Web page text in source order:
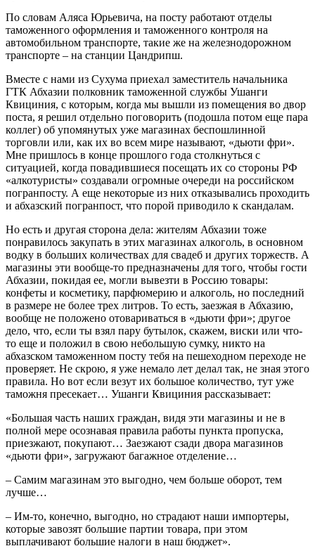
По словам Аляса Юрьевича, на посту работают отделы
таможенного оформления и таможенного контроля на
автомобильном транспорте, такие же на железнодорожном
транспорте – на станции Цандрипш.
Вместе с нами из Сухума приехал заместитель начальника
ГТК Абхазии полковник таможенной службы Ушанги
Квициния, с которым, когда мы вышли из помещения во двор
поста, я решил отдельно поговорить (подошла потом еще пара
коллег) об упомянутых уже магазинах беспошлинной
торговли или, как их во всем мире называют, «дьюти фри».
Мне пришлось в конце прошлого года столкнуться с
ситуацией, когда повадившиеся посещать их со стороны РФ
«алкотуристы» создавали огромные очереди на российском
погранпосту. А еще некоторые из них отказывались проходить
и абхазский погранпост, что порой приводило к скандалам.
Но есть и другая сторона дела: жителям Абхазии тоже
понравилось закупать в этих магазинах алкоголь, в основном
водку в больших количествах для свадеб и других торжеств. А
магазины эти вообще-то предназначены для того, чтобы гости
Абхазии, покидая ее, могли вывезти в Россию товары:
конфеты и косметику, парфюмерию и алкоголь, но последний
в размере не более трех литров. То есть, заезжая в Абхазию,
вообще не положено отовариваться в «дьюти фри»; другое
дело, что, если ты взял пару бутылок, скажем, виски или что-
то еще и положил в свою небольшую сумку, никто на
абхазском таможенном посту тебя на пешеходном переходе не
проверяет. Не скрою, я уже немало лет делал так, не зная этого
правила. Но вот если везут их большое количество, тут уже
таможня пресекает… Ушанги Квициния рассказывает:
«Большая часть наших граждан, видя эти магазины и не в
полной мере осознавая правила работы пункта пропуска,
приезжают, покупают… Заезжают сзади двора магазинов
«дьюти фри», загружают багажное отделение…
– Самим магазинам это выгодно, чем больше оборот, тем
лучше…
– Им-то, конечно, выгодно, но страдают наши импортеры,
которые завозят большие партии товара, при этом
выплачивают большие налоги в наш бюджет».